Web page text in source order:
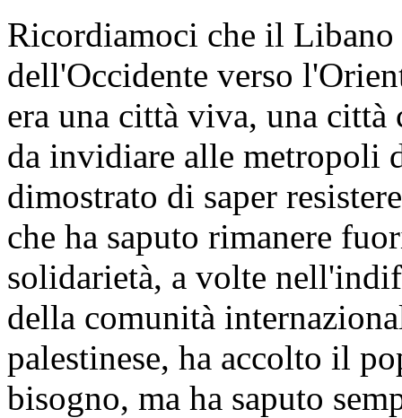
Ricordiamoci che il Libano
dell'Occidente verso
era una città viva, una città
da invidiare alle metropoli
dimostrato di saper
che ha saputo rimanere
solidarietà, a volte
della comunità
palestinese, ha accolto il
bisogno, ma ha saputo